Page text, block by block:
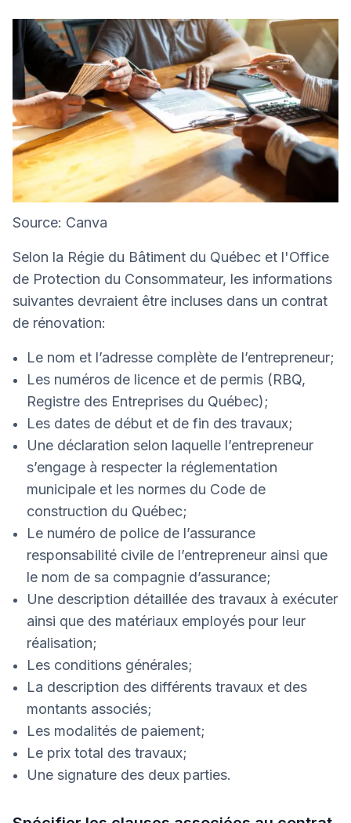
Source: Canva
Selon la Régie du Bâtiment du Québec et l'Office
de Protection du Consommateur, les informations
suivantes devraient être incluses dans un contrat
de rénovation:
Le nom et l’adresse complète de l’entrepreneur;
Les numéros de licence et de permis (RBQ,
Registre des Entreprises du Québec);
Les dates de début et de fin des travaux;
Une déclaration selon laquelle l’entrepreneur
s’engage à respecter la réglementation
municipale et les normes du Code de
construction du Québec;
Le numéro de police de l’assurance
responsabilité civile de l’entrepreneur ainsi que
le nom de sa compagnie d’assurance;
Une description détaillée des travaux à exécuter
ainsi que des matériaux employés pour leur
réalisation;
Les conditions générales;
La description des différents travaux et des
montants associés;
Les modalités de paiement;
Le prix total des travaux;
Une signature des deux parties.